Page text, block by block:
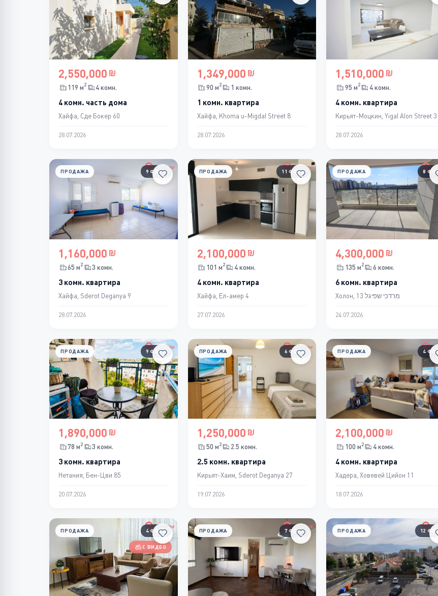
2,550,000
119 м2 4 комн.
4 комн. часть дома
Хайфа, Сде Бокер 60
28.07.2026
1,349,000
90 м2 1 комн.
1 комн. квартира
Хайфа, Khoma u-Migdal Street 8
28.07.2026
1,510,000
95 м2 4 комн.
4 комн. квартира
Кирьят-Моцкин, Yigal Alon Street 3
28.07.2026
9 ФОТО
ПРОДАЖА
1,160,000
65 м2 3 комн.
3 комн. квартира
Хайфа, Sderot Deganya 9
28.07.2026
11 ФОТО
ПРОДАЖА
2,100,000
101 м2 4 комн.
4 комн. квартира
Хайфа, Ел-амер 4
27.07.2026
8
ПРОДАЖА
4,300,000
135 м2 6 комн.
6 комн. квартира
Холон, מרדכי שפיגל 13
24.07.2026
9 ФОТО
ПРОДАЖА
1,890,000
78 м2 3 комн.
3 комн. квартира
Нетания, Бен-Цви 85
20.07.2026
6 ФОТО
ПРОДАЖА
1,250,000
50 м2 2.5 комн.
2.5 комн. квартира
Кирьят-Хаим, Sderot Deganya 27
19.07.2026
4
ПРОДАЖА
2,100,000
100 м2 4 комн.
4 комн. квартира
Хадера, Ховевей Цийон 11
18.07.2026
4 ФОТО
С ВИДЕО
ПРОДАЖА 7 ФОТО
ПРОДАЖА 12
ПРОДАЖА